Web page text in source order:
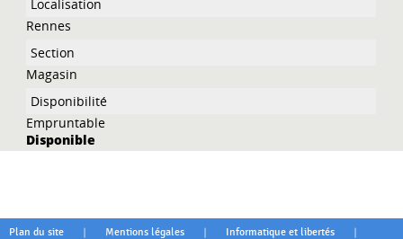
Rennes
Magasin
Empruntable
Disponible
Plan du site | Mentions légales | Informatique et libertés |